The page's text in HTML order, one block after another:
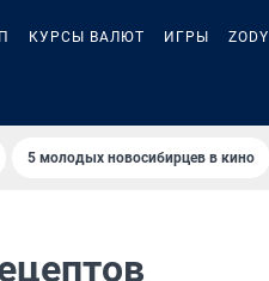
КУРСЫ ВАЛЮТ ИГРЫ ZODY
5 молодых новосибирцев в кино